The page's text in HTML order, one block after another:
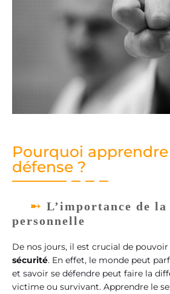
Pourquoi
défense ?
L’importance de
personnelle
De nos jours, il est crucial de pouvoir
sécurité. En effet, le monde peut
et savoir se défendre peut faire la
victime ou survivant. Apprendre le